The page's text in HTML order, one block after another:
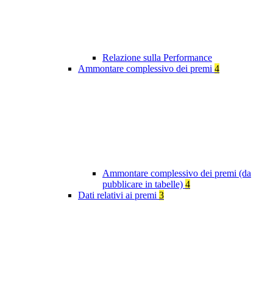
Relazione sulla Performance
Ammontare complessivo dei premi 4
Ammontare complessivo dei premi (da
pubblicare in tabelle) 4
Dati relativi ai premi 3